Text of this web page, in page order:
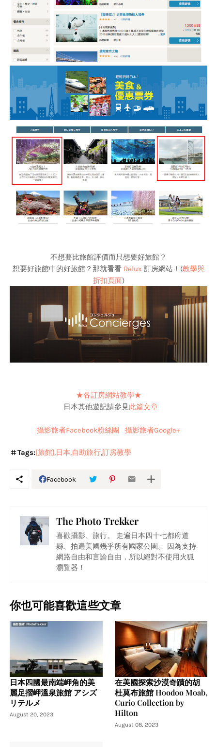
不想要比旅館評價而只想要好旅館？
想要好旅館中的好旅館？那就看看 Relux 訂房網站！(教學與
折扣頁面)
★各訂房網站教學★
日本其他遊記請參見此篇文章
攝影旅者Facebook粉絲團 攝影旅者Google+
Tags:[旅館] 日本 自助旅行訂房教學
Facebook
The Photo Trekker
喜歡攝影、旅行。 走遍日本四十七都府道
縣、拍遍美國幾乎所有國家公園。 因為支持
網路自由和言論自由，所以絕對不使用火狐
瀏覽器！
你也可能喜歡這些文章
日本四國最南端岬角的美
麗足摺岬溫泉旅館 アシズ
リテルメ
August 20, 2023
在美國探索沙漠奇蹟的胡
杜莫布旅館 Hoodoo Moab,
Curio Collection by
Hilton
August 08, 2023